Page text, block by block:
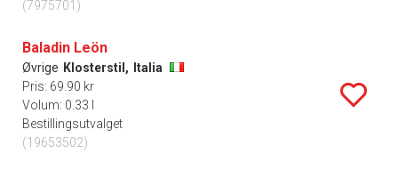
(7975701)
Baladin Leön
Øvrige Klosterstil,
Italia
Pris: 69.90 kr
Volum: 0.33 l
Bestillingsutvalget
(19653502)